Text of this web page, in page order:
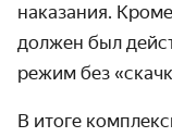
наказания.
должен был
режим без
В итоге